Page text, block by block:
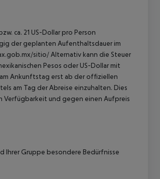
ca. 21 US-Dollar pro Person
der geplanten Aufenthaltsdauer im
sitio/ Alternativ kann die Steuer
Pesos oder US-Dollar mit
Ankunftstag erst ab der offiziellen
am Tag der Abreise einzuhalten. Dies
Verfügbarkeit und gegen einen Aufpreis
Ihrer Gruppe besondere Bedürfnisse